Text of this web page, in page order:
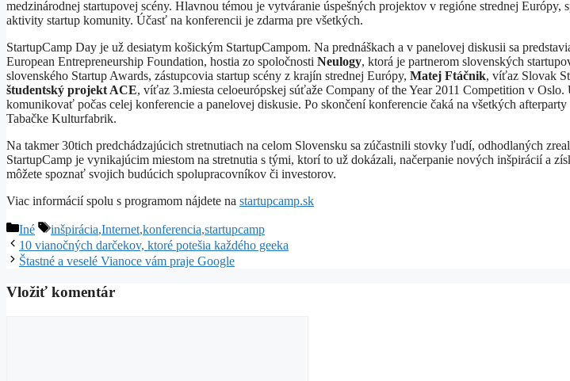
medzinárodnej startupovej scény. Hlavnou témou je vytváranie úspešných projektov v regióne strednej Európy,
aktivity startup komunity. Účasť na konferencii je zdarma pre všetkých.
StartupCamp Day je už desiatym košickým StartupCampom. Na prednáškach a v panelovej diskusii sa
European Entrepreneurship Foundation, hostia zo spoločnosti Neulogy, ktorá je partnerom slovenských
slovenského Startup Awards, zástupcovia startup scény z krajín strednej Európy, Matej Ftáčnik, víťaz Slovak
študentský projekt ACE, víťaz 3.miesta celoeurópskej súťaže Company of the Year 2011 Competition v
komunikovať počas celej konferencie a panelovej diskusie. Po skončení konferencie čaká na všetkých
Tabačke Kulturfabrik.
Na takmer 30tich predchádzajúcich stretnutiach na celom Slovensku sa zúčastnili stovky ľudí, odhodlaných
StartupCamp je vynikajúcim miestom na stretnutia s tými, ktorí to už dokázali, načerpanie nových inšpirácií a
môžete spoznať svojich budúcich spolupracovníkov či investorov.
Viac informácií spolu s programom nájdete na startupcamp.sk
Kategórie
Iné Značky
inšpirácia,Internet,konferencia,startupcamp
10 vianočných darčekov, ktoré potešia každého geeka
Štastné a veselé Vianoce vám praje Google
Vložiť komentár